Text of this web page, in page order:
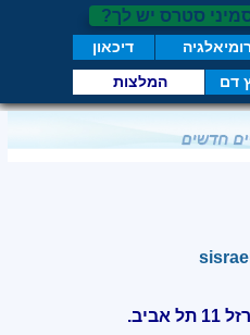
סטרס יש לך?
דיכאון
דם המלצות